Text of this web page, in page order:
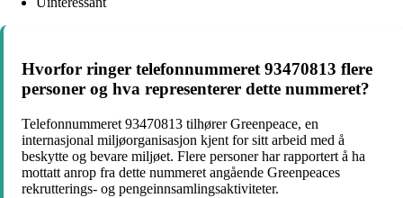
Hvorfor ringer telefonnummeret 93470813 flere
personer og hva representerer dette nummeret?
Telefonnummeret 93470813 tilhører Greenpeace, en
internasjonal miljøorganisasjon kjent for sitt arbeid med å
beskytte og bevare miljøet. Flere personer har rapportert å ha
mottatt anrop fra dette nummeret angående Greenpeaces
rekrutterings- og pengeinnsamlingsaktiviteter.